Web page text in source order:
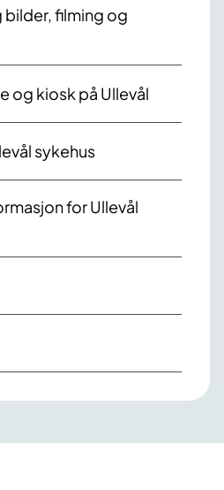
filming og
og kiosk på Ullevål
sykehus
for Ullevål